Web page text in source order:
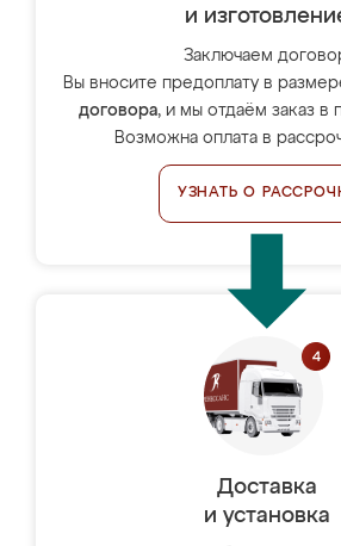
и
Заключаем
Вы вносите предоплату в
договора, и мы отдаём заказ в
Возможна оплата в
УЗНАТЬ О
Доставка
и установка